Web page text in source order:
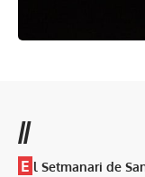
//
E l Setmanari de